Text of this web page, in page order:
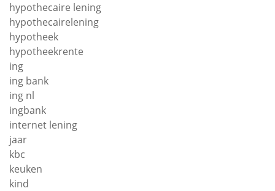
hypothecaire lening
hypothecairelening
hypotheek
hypotheekrente
ing
ing bank
ing nl
ingbank
internet lening
jaar
kbc
keuken
kind